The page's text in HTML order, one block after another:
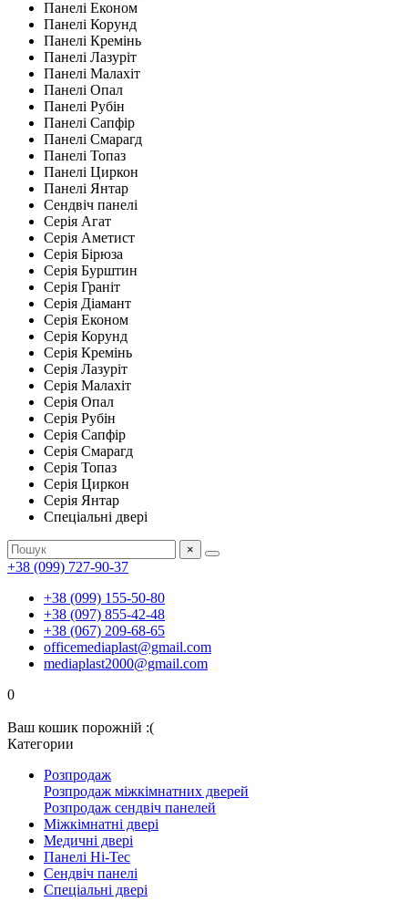
Панелі Економ
Панелі Корунд
Панелі Кремінь
Панелі Лазуріт
Панелі Малахіт
Панелі Опал
Панелі Рубін
Панелі Сапфір
Панелі Смарагд
Панелі Топаз
Панелі Циркон
Панелі Янтар
Сендвіч панелі
Серія Агат
Серія Аметист
Серія Бірюза
Серія Бурштин
Серія Граніт
Серія Діамант
Серія Економ
Серія Корунд
Серія Кремінь
Серія Лазуріт
Серія Малахіт
Серія Опал
Серія Рубін
Серія Сапфір
Серія Смарагд
Серія Топаз
Серія Циркон
Серія Янтар
Спеціальні двері
×
+38 (099) 727-90-37
+38 (099) 155-50-80
+38 (097) 855-42-48
+38 (067) 209-68-65
officemediaplast@gmail.com
mediaplast2000@gmail.com
0
Ваш кошик порожній :(
Категории
Розпродаж
Розпродаж міжкімнатних дверей
Розпродаж сендвіч панелей
Міжкімнатні двері
Медичні двері
Панелі Hi-Tec
Сендвіч панелі
Спеціальні двері